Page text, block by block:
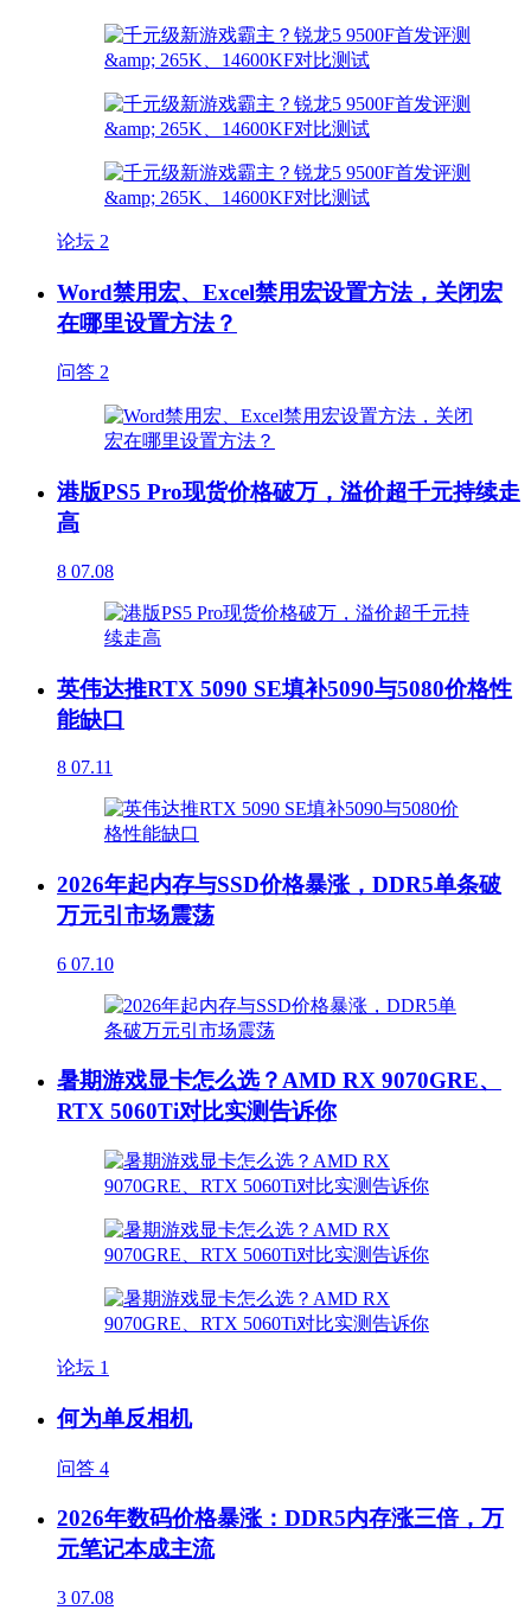
论坛 2
Word禁用宏、Excel禁用宏设置方法，关闭宏
在哪里设置方法？
问答 2
港版PS5 Pro现货价格破万，溢价超千元持续走
高
8 07.08
英伟达推RTX 5090 SE填补5090与5080价格性
能缺口
8 07.11
2026年起内存与SSD价格暴涨，DDR5单条破
万元引市场震荡
6 07.10
暑期游戏显卡怎么选？AMD RX 9070GRE、
RTX 5060Ti对比实测告诉你
论坛 1
何为单反相机
问答 4
2026年数码价格暴涨：DDR5内存涨三倍，万
元笔记本成主流
3 07.08